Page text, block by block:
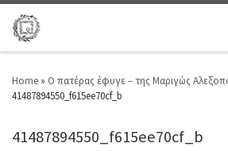
Home » Ο πατέρας έφυγε – της Μαριγώς
41487894550_f615ee70cf_b
41487894550_f615ee70cf_b